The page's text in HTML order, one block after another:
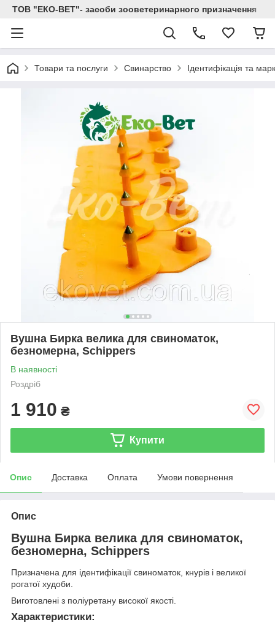
ТОВ "ЕКО-ВЕТ"- засоби зооветеринарного призначення
Товари та послуги Свинарство Ідентифікація та
Вушна Бирка велика для свиноматок,
безномерна, Schippers
В наявності
Роздріб
1 910 ₴
Купити
Опис Доставка Оплата Умови повернення
Опис
Вушна Бирка велика для свиноматок,
безномерна, Schippers
Призначена для ідентифікації свиноматок, кнурів і великої
рогатої худоби.
Виготовлені з поліуретану високої якості.
Характеристики: